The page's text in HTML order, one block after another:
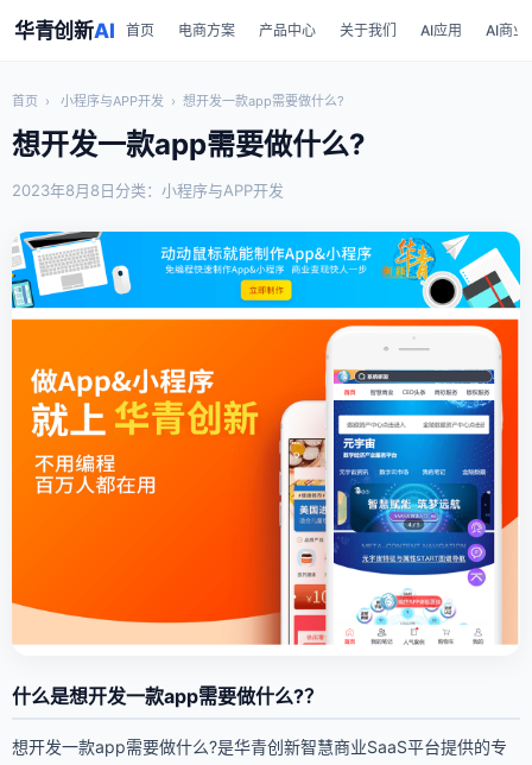
华青创新AI 首页 电商方案 产品中心 关于我们 AI应用 AI商业
首页 › 小程序与APP开发 › 想开发一款app需要做什么?
想开发一款app需要做什么?
2023年8月8日分类：小程序与APP开发
什么是想开发一款app需要做什么?？
想开发一款app需要做什么?是华青创新智慧商业SaaS平台提供的专